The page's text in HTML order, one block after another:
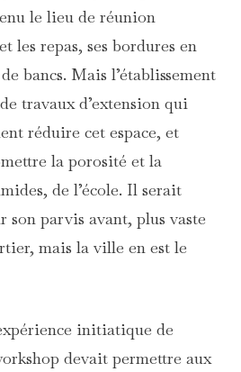
le lieu de réunion
les repas, ses bordures en
bancs. Mais l’établissement
travaux d’extension qui
réduire cet espace, et
la porosité et la
de l’école. Il serait
son parvis avant, plus vaste
mais la ville en est le
initiatique de
devait permettre aux